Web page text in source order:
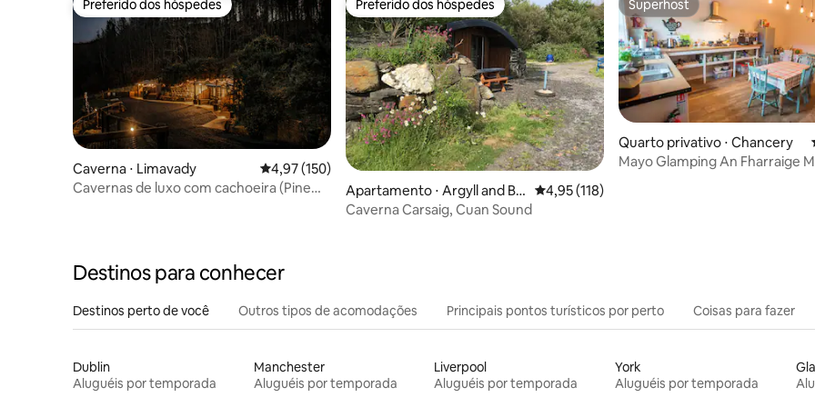
Preferido dos hóspedes
Preferido dos hóspedes
Caverna ⋅ Limavady 4,97 de uma avaliação média de 5, 150 avaliações
4,97 (150)
Cavernas de luxo com cachoeira (Pine
Preferido dos hóspedes
Preferido dos hóspedes
Apartamento ⋅ Argyll and Bu
te Council
4,95 de uma avaliação média de 5, 118
4,95 (118)
Caverna Carsaig, Cuan Sound
Superhost
Superhost
Quarto privativo ⋅ Chancery
Mayo Glamping An Fharraige Mhor —
Destinos para conhecer
Destinos perto de você Outros tipos de acomodações Principais pontos turísticos por perto Coisas para fazer
Dublin
Aluguéis por temporada
Manchester
Aluguéis por temporada
Liverpool
Aluguéis por temporada
York
Aluguéis por temporada